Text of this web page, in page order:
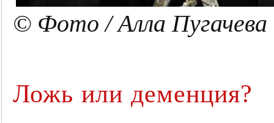
© Фото / Алла Пугачева
Ложь или деменция?